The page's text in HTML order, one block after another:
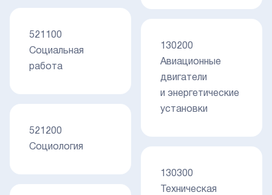
521100
Социальная
работа
521200
Социология
130200
Авиационные
двигатели
и энергетические
установки
130300
Техническая